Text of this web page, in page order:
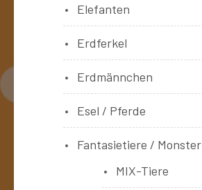
Elefanten
Erdferkel
Erdmännchen
Esel / Pferde
Fantasietiere / Monster
MIX-Tiere